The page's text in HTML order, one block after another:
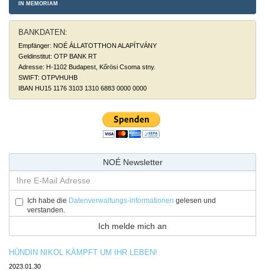
IN MEMORIAM
BANKDATEN:
Empfänger: NOÉ ÁLLATOTTHON ALAPÍTVÁNY
Geldinstitut: OTP BANK RT
Adresse: H-1102 Budapest, Kőrösi Csoma stny.
SWIFT: OTPVHUHB
IBAN HU15 1176 3103 1310 6883 0000 0000
NOÉ Newsletter
Ich habe die Datenverwaltungs-informationen gelesen und
verstanden.
HÜNDIN NIKOL KÄMPFT UM IHR LEBEN!
2023.01.30